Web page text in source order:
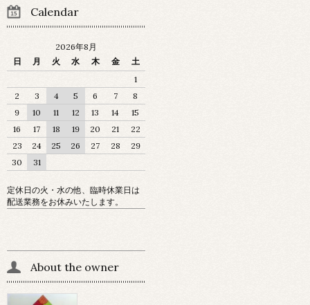
Calendar
2026年8月
日
月 火 水 木 金
土
1
2
3 4 5 6 7
8
9
10 11 12 13 14
15
16
17 18 19 20 21
22
23
24 25 26 27 28
29
30
31
定休日の火・水の他、臨時休業日は
配送業務をお休みいたします。
About the owner